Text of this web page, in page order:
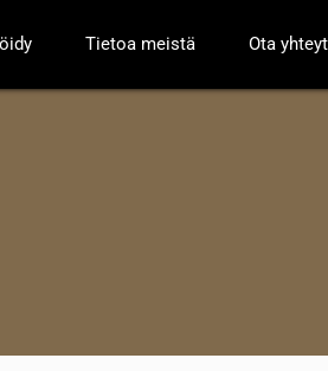
Tietoa meistä Ota